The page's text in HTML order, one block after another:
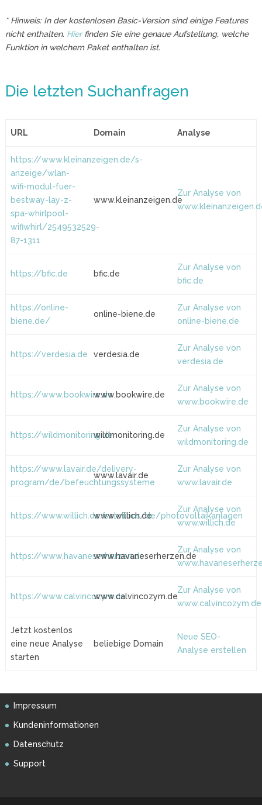
* Hinweis: In der kostenlosen Basic-Version sind einige Features
nicht enthalten. Hierfinden Sie eine genaue Aufstellung, welche
Funktion in welchem Paket enthalten ist.
Die letzten Suchanfragen
URL Domain Analyse
https://www.kleinanzeigen.de/s-
anzeige/wlan-
wifi-modul-fuer-
bestway-lay-z-
spa-whirlpool-
wifiwhirl/2549532529-
87-1311
www.kleinanzeigen.de
Zur Analyse von
https://bfic.de bfic.de
Zur Analyse von
bfic.de
https://online-
biene.de/
online-biene.de
Zur Analyse von
online-biene.de
https://verdesia.de verdesia.de
Zur Analyse von
verdesia.de
https://www.bookwire.dewww.bookwire.de
Zur Analyse von
www.bookwire.de
https://wildmonitoring.dewildmonitoring.de
Zur Analyse von
wildmonitoring.de
https://www.lavair.de/delivery-
program/de/befeuchtungssysteme
www.lavair.de
Zur Analyse von
www.lavair.de
https://www.willich.de/solutions/de/photovoltaikanlagen
www.willich.de
Zur Analyse von
www.willich.de
https://www.havaneserherzen.dewww.havaneserherzen.de
Zur Analyse von
https://www.calvincozym.dewww.calvincozym.de
Zur Analyse von
www.calvincozym.de
Jetzt kostenlos
eine neue Analyse
starten
beliebige Domain
Neue SEO-
Analyse erstellen
Impressum
Kundeninformationen
Datenschutz
Support